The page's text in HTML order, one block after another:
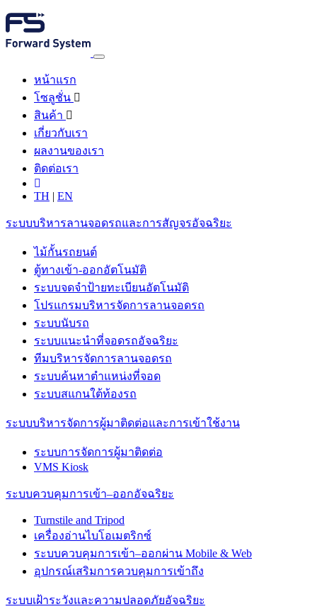
หน้าแรก
โซลูชั่น
สินค้า
เกี่ยวกับเรา
ผลงานของเรา
ติดต่อเรา
TH | EN
ระบบบริหารลานจอดรถและการสัญจรอัจฉริยะ
ไม้กั้นรถยนต์
ตู้ทางเข้า-ออกอัตโนมัติ
ระบบจดจำป้ายทะเบียนอัตโนมัติ
โปรแกรมบริหารจัดการลานจอดรถ
ระบบนับรถ
ระบบแนะนำที่จอดรถอัจฉริยะ
ทีมบริหารจัดการลานจอดรถ
ระบบค้นหาตำแหน่งที่จอด
ระบบสแกนใต้ท้องรถ
ระบบบริหารจัดการผู้มาติดต่อและการเข้าใช้งาน
ระบบการจัดการผู้มาติดต่อ
VMS Kiosk
ระบบควบคุมการเข้า–ออกอัจฉริยะ
Turnstile and Tripod
เครื่องอ่านไบโอเมตริกซ์
ระบบควบคุมการเข้า–ออกผ่าน Mobile & Web
อุปกรณ์เสริมการควบคุมการเข้าถึง
ระบบเฝ้าระวังและความปลอดภัยอัจฉริยะ